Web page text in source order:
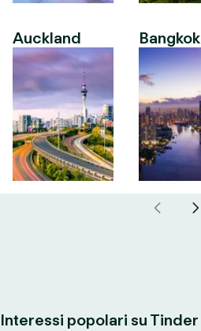
Auckland Bangkok
Interessi popolari su Tinder